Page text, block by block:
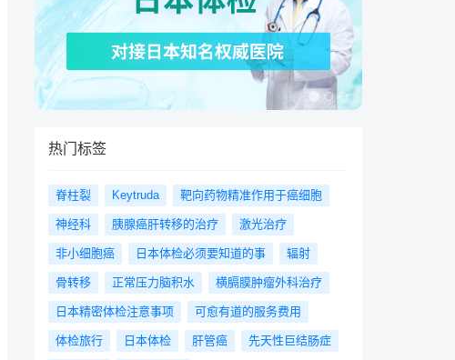
热门标签
脊柱裂 Keytruda 靶向药物精准作用于癌细胞
神经科 胰腺癌肝转移的治疗 激光治疗
非小细胞癌 日本体检必须要知道的事 辐射
骨转移 正常压力脑积水 横膈膜肿瘤外科治疗
日本精密体检注意事项 可愈有道的服务费用
体检旅行 日本体检 肝管癌 先天性巨结肠症